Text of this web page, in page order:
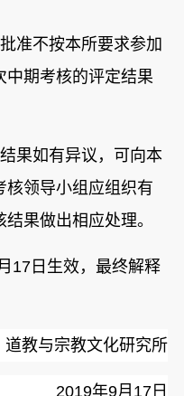
准不按本所要求参加
中期考核的评定结果
果如有异议，可向本
核领导小组应组织有
果做出相应处理。
17日生效，最终解释
道教与宗教文化研究所
2019年9月17日